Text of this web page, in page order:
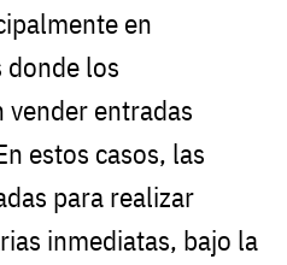
en
los
entradas
estos casos, las
para realizar
inmediatas, bajo la